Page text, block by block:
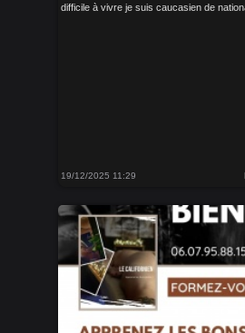
difficile à vivre je suis caucasien de
19/12/2025 11:29